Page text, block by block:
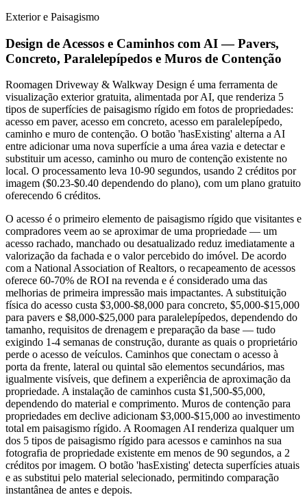
Exterior e Paisagismo
Design de Acessos e Caminhos com AI — Pavers,
Concreto, Paralelepípedos e Muros de Contenção
Roomagen Driveway & Walkway Design é uma ferramenta de
visualização exterior gratuita, alimentada por AI, que renderiza 5
tipos de superfícies de paisagismo rígido em fotos de propriedades:
acesso em paver, acesso em concreto, acesso em paralelepípedo,
caminho e muro de contenção. O botão 'hasExisting' alterna a AI
entre adicionar uma nova superfície a uma área vazia e detectar e
substituir um acesso, caminho ou muro de contenção existente no
local. O processamento leva 10-90 segundos, usando 2 créditos por
imagem ($0.23-$0.40 dependendo do plano), com um plano gratuito
oferecendo 6 créditos.
O acesso é o primeiro elemento de paisagismo rígido que visitantes e
compradores veem ao se aproximar de uma propriedade — um
acesso rachado, manchado ou desatualizado reduz imediatamente a
valorização da fachada e o valor percebido do imóvel. De acordo
com a National Association of Realtors, o recapeamento de acessos
oferece 60-70% de ROI na revenda e é considerado uma das
melhorias de primeira impressão mais impactantes. A substituição
física do acesso custa $3,000-$8,000 para concreto, $5,000-$15,000
para pavers e $8,000-$25,000 para paralelepípedos, dependendo do
tamanho, requisitos de drenagem e preparação da base — tudo
exigindo 1-4 semanas de construção, durante as quais o proprietário
perde o acesso de veículos. Caminhos que conectam o acesso à
porta da frente, lateral ou quintal são elementos secundários, mas
igualmente visíveis, que definem a experiência de aproximação da
propriedade. A instalação de caminhos custa $1,500-$5,000,
dependendo do material e comprimento. Muros de contenção para
propriedades em declive adicionam $3,000-$15,000 ao investimento
total em paisagismo rígido. A Roomagen AI renderiza qualquer um
dos 5 tipos de paisagismo rígido para acessos e caminhos na sua
fotografia de propriedade existente em menos de 90 segundos, a 2
créditos por imagem. O botão 'hasExisting' detecta superfícies atuais
e as substitui pelo material selecionado, permitindo comparação
instantânea de antes e depois.